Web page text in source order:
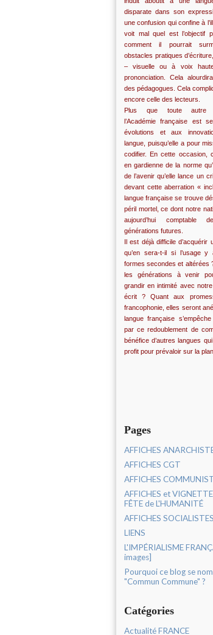
disparate dans son
une confusion qui confine à
voit mal quel est l’objectif
comment il pourrait
obstacles pratiques
– visuelle ou à voix
prononciation. Cela
des pédagogues. Cela
encore celle des lecteurs.
Plus que toute autre
l’Académie française est
évolutions et aux
langue, puisqu’elle a pour
codifier. En cette occasion,
en gardienne de la norme
de l’avenir qu’elle lance un
devant cette aberration «
langue française se trouve
péril mortel, ce dont notre
aujourd’hui comptable
générations futures.
Il est déjà difficile d’acquérir
qu’en sera-t-il si l’usage y
formes secondes et altérées
les générations à venir
grandir en intimité avec
écrit ? Quant aux
francophonie, elles seront
langue française
par ce redoublement de
bénéfice d’autres langues
profit pour prévaloir sur la
Pages
AFFICHES
AFFICHES CGT
AFFICHES
AFFICHES et
FÊTE de L'HUMANITÉ
AFFICHES SOCIALISTES
LIENS
L'IMPÉRIALISME
images]
Pourquoi ce blog se
"Commun Commune" ?
Catégories
Actualité FRANCE